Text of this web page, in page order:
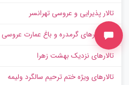
تالار پذیرایی و عروسی تهرانسر
باغ تالارهای گرمدره و باغ عمارت
تالارهای نزدیک بهشت زهرا
تالارهای ویژه ختم ترحیم سالگرد ولیمه